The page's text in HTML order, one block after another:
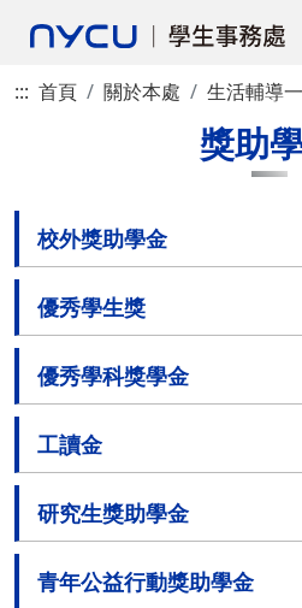
::: 首頁 關於本處 生活輔導
獎助
校外獎助學金
優秀學生獎
優秀學科獎學金
工讀金
研究生獎助學金
青年公益行動獎助學金